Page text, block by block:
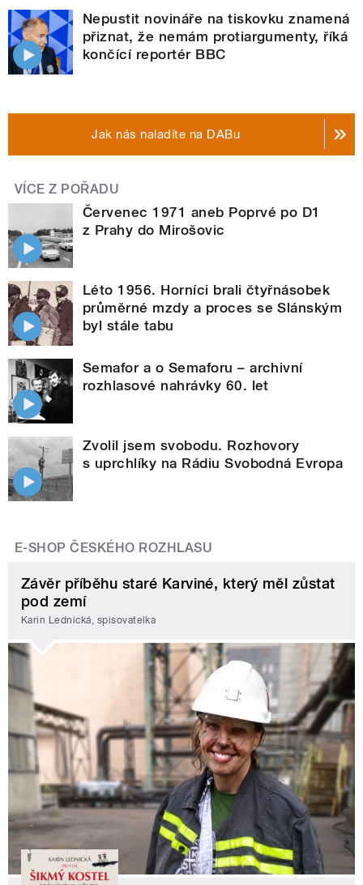
Nepustit novináře na tiskovku znamená
přiznat, že nemám protiargumenty, říká
končící reportér BBC
Jak nás naladíte na DABu
VÍCE Z POŘADU
Červenec 1971 aneb Poprvé po D1
z Prahy do Mirošovic
Léto 1956. Horníci brali čtyřnásobek
průměrné mzdy a proces se Slánským
byl stále tabu
Semafor a o Semaforu – archivní
rozhlasové nahrávky 60. let
Zvolil jsem svobodu. Rozhovory
s uprchlíky na Rádiu Svobodná Evropa
E-SHOP ČESKÉHO ROZHLASU
Závěr příběhu staré Karviné, který měl zůstat
pod zemí
Karin Lednická, spisovatelka